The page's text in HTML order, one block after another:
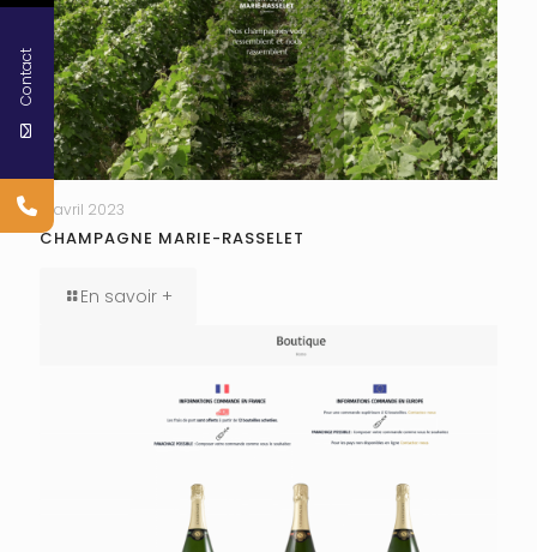
17 avril 2023
CHAMPAGNE MARIE-RASSELET
En savoir +
Contact